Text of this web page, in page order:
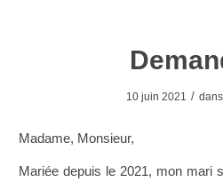
10 juin 2021 / dans
Madame, Monsieur,
Mariée depuis le 2021, mon mari